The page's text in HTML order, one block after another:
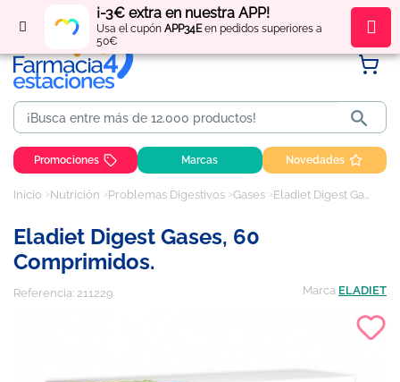
¡-3€ extra en nuestra APP!
Usa el cupón APP34Een pedidos superiores a
50€
Regístratey obténpuntos por tus compras

Promociones Marcas Novedades
Inicio Nutrición Problemas Digestivos Gases Eladiet Digest Gases, 60 comprimidos.
Eladiet Digest Gases, 60
Comprimidos.
Referencia: 211229 Marca ELADIET